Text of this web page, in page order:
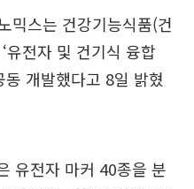
믹스는 건강기능식품(건
유전자 및 건기식 융합
동 개발했다고 8일 밝혔
유전자 마커 40종을 분